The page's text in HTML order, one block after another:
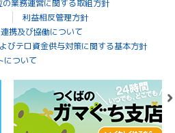
業務運営に関する取組方針
利益相反管理方針
携及び協働について
びテロ資金供与対策に関する基本方針
について